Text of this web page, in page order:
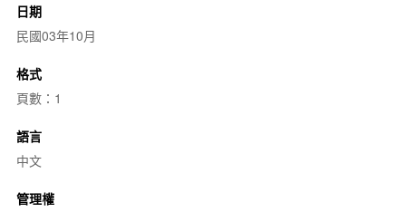
日期
民國03年10月
格式
頁數：1
語言
中文
管理權